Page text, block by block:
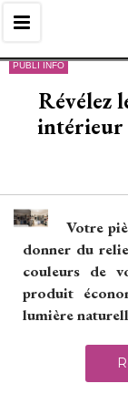
PUBLI INFO
Révélez
intérieur
Votre
donner du
couleurs de
produit
lumière